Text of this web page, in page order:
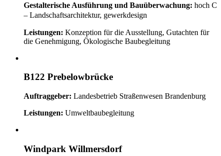
Gestalterische Ausführung und Bauüberwachung: hoch C
– Landschaftsarchitektur, gewerkdesign
Leistungen: Konzeption für die Ausstellung, Gutachten für
die Genehmigung, Ökologische Baubegleitung
B122 Prebelowbrücke
Auftraggeber: Landesbetrieb Straßenwesen Brandenburg
Leistungen: Umweltbaubegleitung
Windpark Willmersdorf